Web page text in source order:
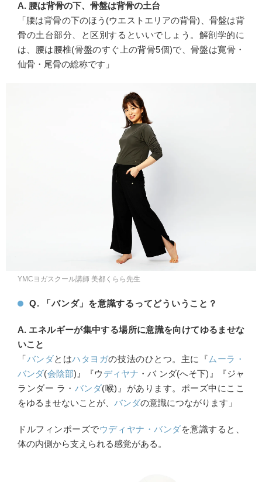
A. 腰は背骨の下、骨盤は背骨の土台
「腰は背骨の下のほう(ウエストエリアの背骨)、骨盤は背
骨の土台部分、と区別するといいでしょう。解剖学的に
は、腰は腰椎(骨盤のすぐ上の背骨5個)で、骨盤は寛骨・
仙骨・尾骨の総称です」
YMCヨガスクール講師 美都くらら先生
Q. 「バンダ」を意識するってどういうこと？
A. エネルギーが集中する場所に意識を向けてゆるませな
いこと
「バンダとはハタヨガの技法のひとつ。主に『 ムーラ・
バンダ(会陰部)』『ウ ディヤナ ・バ ンダ(へそ下)』『ジャ
ランダー ラ・ バンダ(喉)』があります。ポーズ中にここ
をゆるませないことが、 バンダの意識につながります」
ドルフィンポーズでウディヤナ・バンダを意識すると、
体の内側から支えられる感覚がある。